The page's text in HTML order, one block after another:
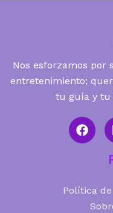
Nos esforzamos por
entretenimiento;
tu guía y tu
Política